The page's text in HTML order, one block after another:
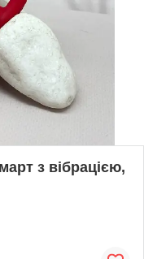
з вібрацією,